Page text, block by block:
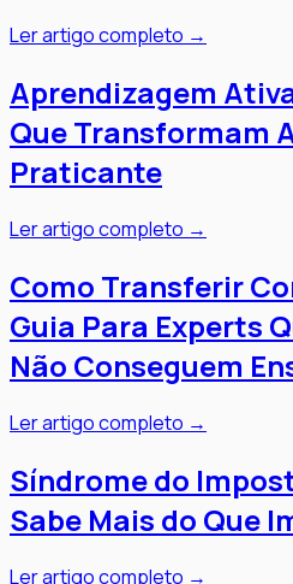
Ler artigo completo →
Aprendizagem
Que Transformam
Praticante
Ler artigo completo →
Como Transferir
Guia Para Experts
Não Conseguem
Ler artigo completo →
Síndrome do
Sabe Mais do Que
Ler artigo completo →